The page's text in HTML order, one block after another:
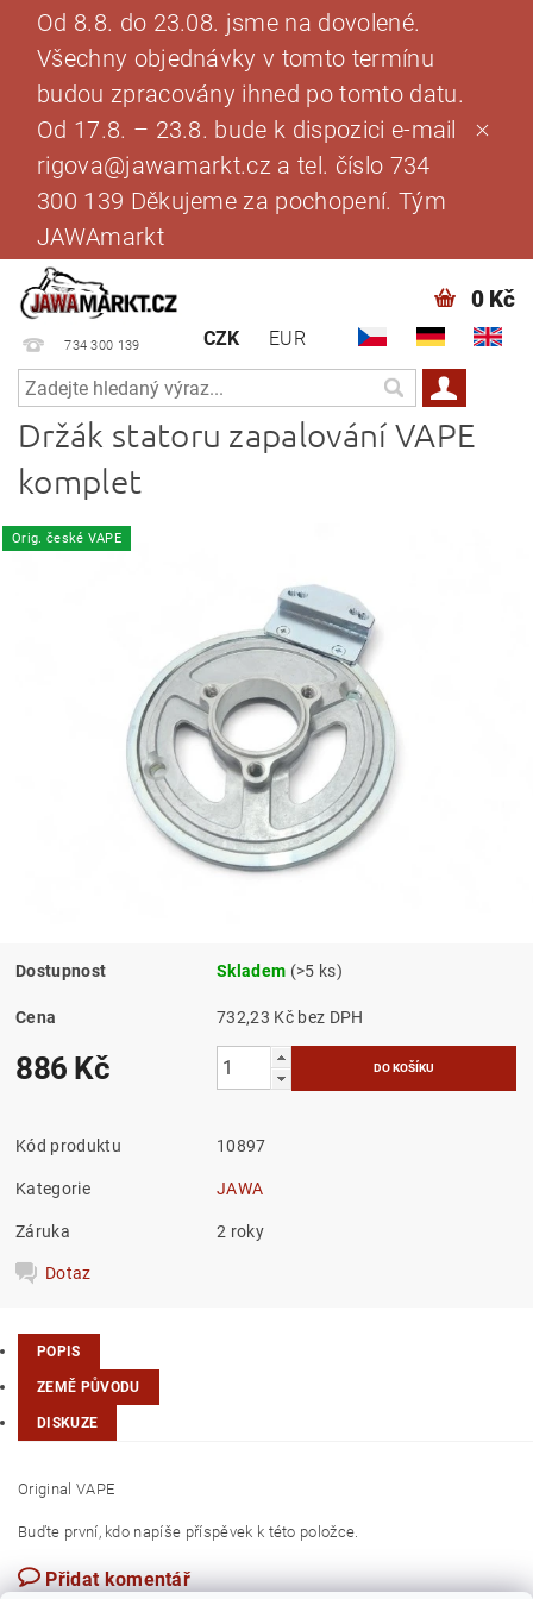
Od 8.8. do 23.08. jsme na dovolené.
Všechny objednávky v tomto termínu
budou zpracovány ihned po tomto datu.
Od 17.8. – 23.8. bude k dispozici e-mail
rigova@jawamarkt.cz a tel. číslo 734
300 139 Děkujeme za pochopení. Tým
JAWAmarkt
734 300 139 CZK EUR
0 Kč
Držák statoru zapalování VAPE
komplet
Orig. české VAPE
Dostupnost Skladem (>5 ks)
Cena 732,23 Kč bez DPH
886 Kč
Kód produktu 10897
Kategorie JAWA
Záruka 2 roky
Dotaz
POPIS
ZEMĚ PŮVODU
DISKUZE
Original VAPE
Buďte první, kdo napíše příspěvek k této položce.
Přidat komentář